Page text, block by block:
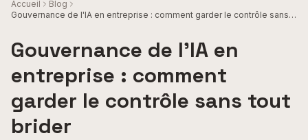
Accueil
Blog
Gouvernance de l'IA en entreprise : comment garder le contrôle sans
Gouvernance de l'IA en
entreprise : comment
garder le contrôle sans tout
brider